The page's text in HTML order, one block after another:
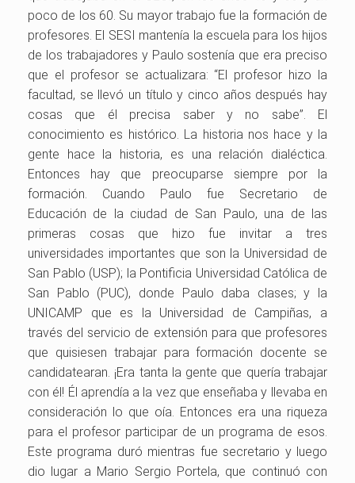
poco de los 60. Su mayor trabajo fue la formación de
profesores. El SESI mantenía la escuela para los hijos
de los trabajadores y Paulo sostenía que era preciso
que el profesor se actualizara: “El profesor hizo la
facultad, se llevó un título y cinco años después hay
cosas que él precisa saber y no sabe”. El
conocimiento es histórico. La historia nos hace y la
gente hace la historia, es una relación dialéctica.
Entonces hay que preocuparse siempre por la
formación. Cuando Paulo fue Secretario de
Educación de la ciudad de San Paulo, una de las
primeras cosas que hizo fue invitar a tres
universidades importantes que son la Universidad de
San Pablo (USP); la Pontificia Universidad Católica de
San Pablo (PUC), donde Paulo daba clases; y la
UNICAMP que es la Universidad de Campiñas, a
través del servicio de extensión para que profesores
que quisiesen trabajar para formación docente se
candidatearan. ¡Era tanta la gente que quería trabajar
con él! Él aprendía a la vez que enseñaba y llevaba en
consideración lo que oía. Entonces era una riqueza
para el profesor participar de un programa de esos.
Este programa duró mientras fue secretario y luego
dio lugar a Mario Sergio Portela, que continuó con